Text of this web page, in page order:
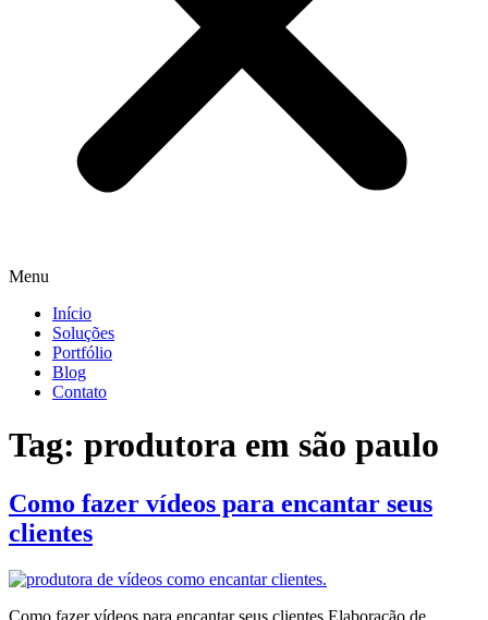
Menu
Início
Soluções
Portfólio
Blog
Contato
Tag: produtora em são paulo
Como fazer vídeos para encantar seus
clientes
Como fazer vídeos para encantar seus clientes Elaboração de